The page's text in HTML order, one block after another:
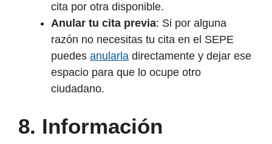
cita por otra disponible.
Anular tu cita previa: Si por alguna
razón no necesitas tu cita en el SEPE
puedes anularla directamente y dejar ese
espacio para que lo ocupe otro
ciudadano.
8. Información